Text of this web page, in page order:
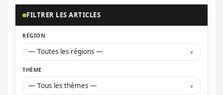
FILTRER LES ARTICLES
RÉGION
— Toutes les régions —
THÈME
— Tous les thèmes —